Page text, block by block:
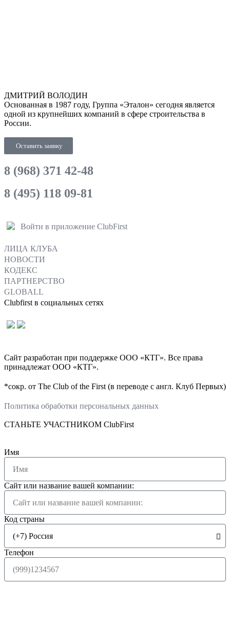
ДМИТРИЙ ВОЛОДИН
Основанная в 1987 году, Группа «Эталон» сегодня является
одной из крупнейших компаний в сфере строительства в
России.
Оставить заявку
8 (968) 371 42-48
8 (495) 118 09-81
Войти в приложение ClubFirst
ЛИЦА КЛУБА
НОВОСТИ
КОДЕКС
ПАРТНЕРСТВО
GLOBALL
Clubfirst в социальных сетях
Сайт разработан при поддержке ООО «КТГ». Все права
принадлежат ООО «КТГ».
*сокр. от The Club of the First (в переводе с англ. Клуб Первых)
Политика обработки персональных данных
СТАНЬТЕ УЧАСТНИКОМ ClubFirst
Имя
Сайт или название вашей компании:
Код страны
Телефон